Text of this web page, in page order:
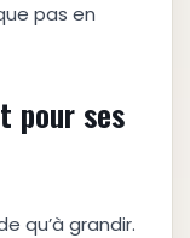
pas en
pour ses
qu’à grandir.